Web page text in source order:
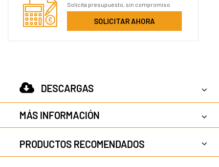
Solicita presupuesto, sin compromiso
SOLICITAR AHORA
DESCARGAS
MÁS INFORMACIÓN
PRODUCTOS RECOMENDADOS